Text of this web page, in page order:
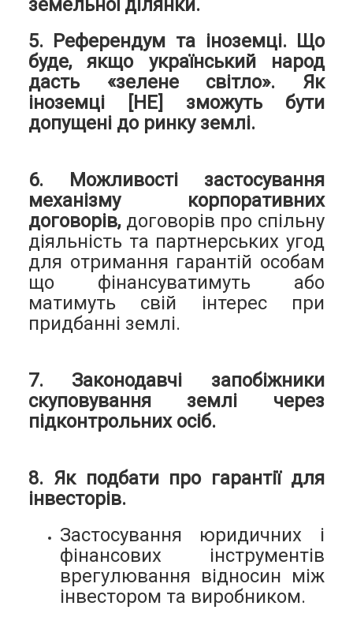
земельної ділянки.
5. Референдум та іноземці. Що
буде, якщо український народ
дасть «зелене світло». Як
іноземці [НЕ] зможуть бути
допущені до ринку землі.
6. Можливості застосування
механізму корпоративних
договорів, договорів про спільну
діяльність та партнерських угод
для отримання гарантій особам
що фінансуватимуть або
матимуть свій інтерес при
придбанні землі.
7. Законодавчі запобіжники
скуповування землі через
підконтрольних осіб.
8. Як подбати про гарантії для
інвесторів.
Застосування юридичних і
фінансових інструментів
врегулювання відносин між
інвестором та виробником.